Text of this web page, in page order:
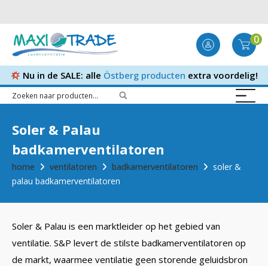
0
Nu in de SALE: alle Östberg producten extra voordelig!
Soler & Palau
badkamerventilatoren
home ventilatoren badkamerventilatoren
soler &
palau badkamerventilatoren
Soler & Palau is een marktleider op het gebied van
ventilatie. S&P levert de stilste badkamerventilatoren op
de markt, waarmee ventilatie geen storende geluidsbron